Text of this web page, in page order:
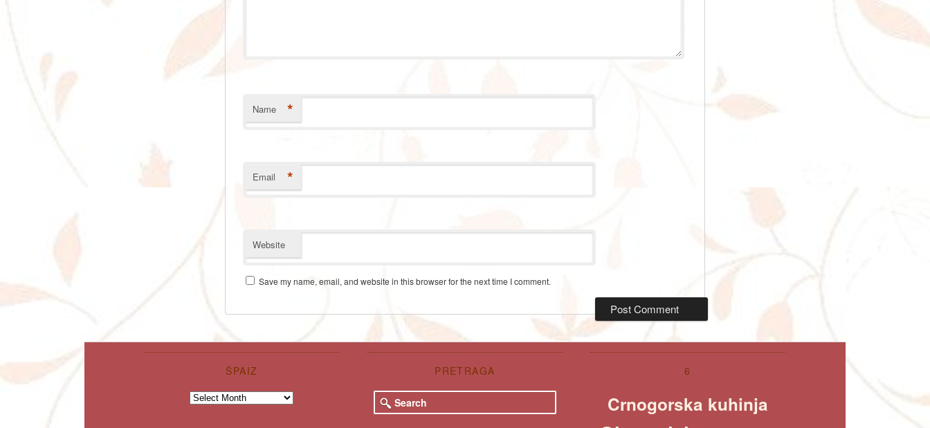
Name *
Email *
Website
Save my name, email, and website in this browser for the next time I comment.
ŠPAIZ
Špaiz
PRETRAGA
e
6
Crnogorska kuhinja